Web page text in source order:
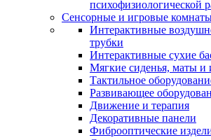
психофизиологической
Сенсорные и игровые
Интерактивные
трубки
Интерактивные сухие
Мягкие сиденья, маты и
Тактильное
Развивающее
Движение и терапия
Декоративные панели
Фиброоптические